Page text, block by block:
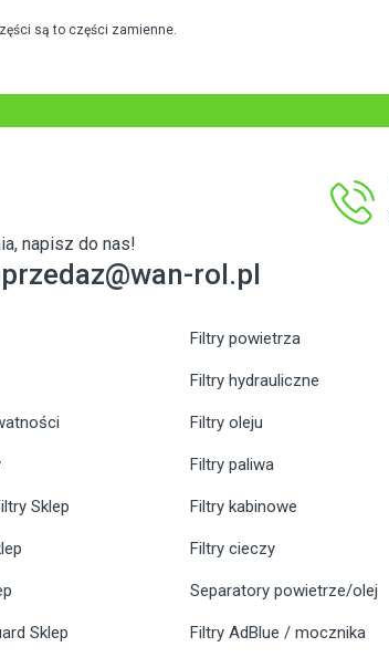
są to części zamienne.
napisz do nas!
rol.pl
Sklep
Sklep
Filtry powietrza
Filtry hydrauliczne
Filtry oleju
Filtry paliwa
Filtry kabinowe
Filtry cieczy
Separatory powietrze/olej
Filtry AdBlue / mocznika